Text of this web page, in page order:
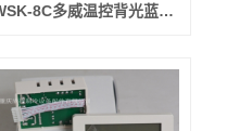
WSK-8C多威温控背光蓝屏开关电源-特殊功能